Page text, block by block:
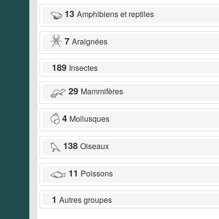
13 Amphibiens et reptiles
7 Araignées
189 Insectes
29 Mammifères
4 Mollusques
138 Oiseaux
11 Poissons
1 Autres groupes